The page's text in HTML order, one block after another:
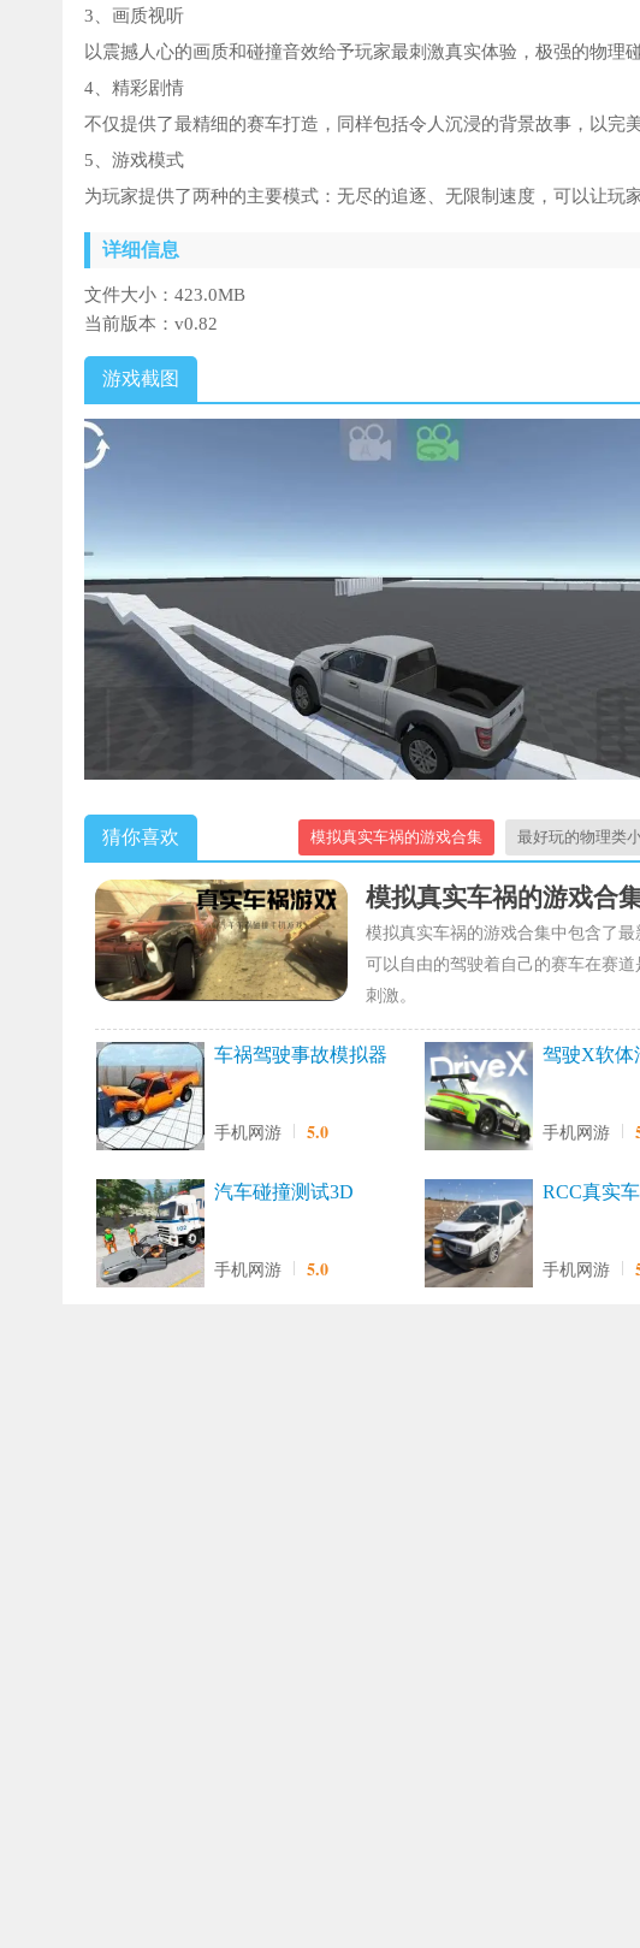
3、画质视听
以震撼人心的画质和碰撞音效给予玩家最刺激真实体验，极强的物理
4、精彩剧情
不仅提供了最精细的赛车打造，同样包括令人沉浸的背景故事，以完
5、游戏模式
为玩家提供了两种的主要模式：无尽的追逐、无限制速度，可以让玩
详细信息
文件大小： 423.0MB
当前版本： v0.82
游戏截图
猜你喜欢 模拟真实车祸的游戏合集 最好玩的物理类
模拟真实车祸的游戏合
模拟真实车祸的游戏合集中包含了
可以自由的驾驶着自己的赛车在赛
刺激。
车祸驾驶事故模拟器
手机网游 5.0
驾驶X软体
手机网游
汽车碰撞测试3D
手机网游 5.0
RCC真实
手机网游